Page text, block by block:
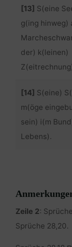
[13] S(eine
g(ing hinweg)
der) k(leinen)
[14] S(eine)
m(öge
sein) i(m
Lebens).
Zeile 2:
Sprüche 28,20.